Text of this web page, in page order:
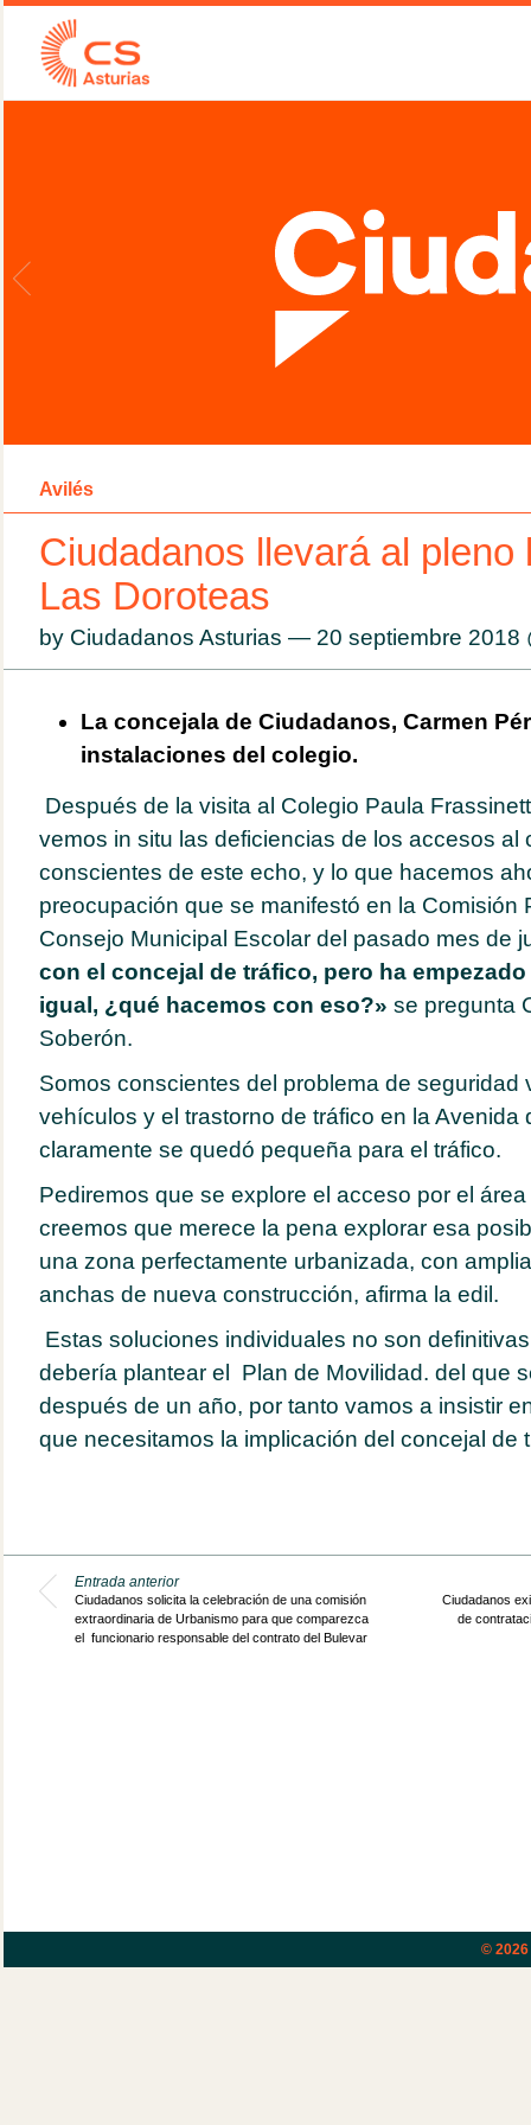
Avilés
Ciudadanos llevará al pleno
Las Doroteas
by Ciudadanos Asturias — 20 septiembre 2018
La concejala de Ciudadanos, Carmen
instalaciones del colegio.
Después de la visita al Colegio Paula
vemos in situ las deficiencias de los accesos al
conscientes de este echo, y lo que hacemos
preocupación que se manifestó en la Comisión
Consejo Municipal Escolar del pasado mes de
con el concejal de tráfico, pero ha
igual, ¿qué hacemos con eso?» se pregunta
Soberón.
Somos conscientes del problema de seguridad
vehículos y el trastorno de tráfico en la Avenida
claramente se quedó pequeña para el tráfico.
Pediremos que se explore el acceso por el
creemos que merece la pena explorar esa
una zona perfectamente urbanizada, con
anchas de nueva construcción, afirma la edil.
Estas soluciones individuales no son
debería plantear el Plan de Movilidad. del que
después de un año, por tanto vamos a insistir
que necesitamos la implicación del concejal de
Entrada anterior
Ciudadanos solicita la celebración de una comisión
extraordinaria de Urbanismo para que comparezca
el funcionario responsable del contrato del Bulevar
Ciudadanos
de
© 2026